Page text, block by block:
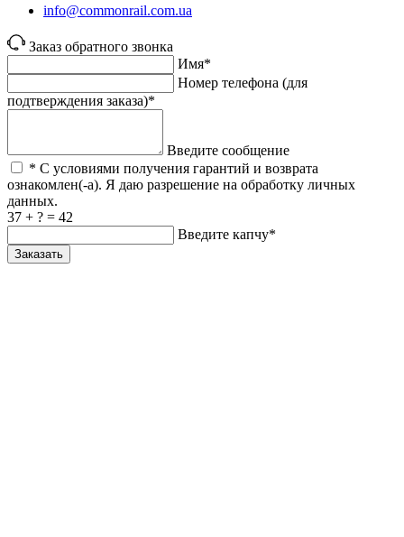
info@commonrail.com.ua
Заказ обратного звонка
Имя*
Номер телефона (для
подтверждения заказа)*
Введите сообщение
* С условиями получения гарантий и возврата
ознакомлен(-а). Я даю разрешение на обработку личных
данных.
37 + ? = 42
Введите капчу*
Заказать